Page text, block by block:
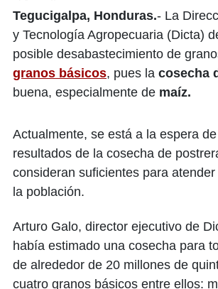
Tegucigalpa, Honduras.- La
y Tecnología Agropecuaria (Dicta)
posible desabastecimiento de
granos básicos, pues la cosecha
buena, especialmente de maíz.
Actualmente, se está a la espera
resultados de la cosecha de
consideran suficientes para
la población.
Arturo Galo, director ejecutivo de
había estimado una cosecha para
de alrededor de 20 millones de
cuatro granos básicos entre ellos: